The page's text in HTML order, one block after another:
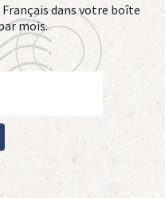
Français dans votre boîte
mois.